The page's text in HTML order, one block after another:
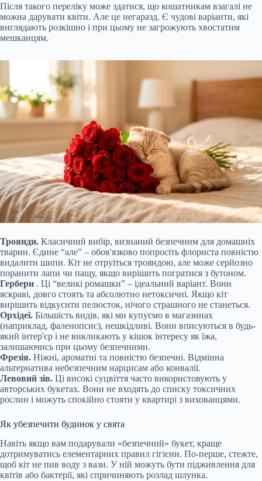
Після такого переліку може здатися, що кошатникам взагалі не
можна дарувати квіти. Але це негаразд. Є чудові варіанти, які
виглядають розкішно і при цьому не загрожують хвостатим
мешканцям.
Троянди. Класичний вибір, визнаний безпечним для домашніх
тварин. Єдине “але” – обов'язково попросіть флориста повністю
видалити шипи. Кіт не отруїться трояндою, але може серйозно
поранити лапи чи пащу, якщо вирішить погратися з бутоном.
Гербери . Ці “великі ромашки” – ідеальний варіант. Вони
яскраві, довго стоять та абсолютно нетоксичні. Якщо кіт
вирішить відкусити пелюсток, нічого страшного не станеться.
Орхідеї. Більшість видів, які ми купуємо в магазинах
(наприклад, фаленопсис), нешкідливі. Вони вписуються в будь-
який інтер'єр і не викликають у кішок інтересу як їжа,
залишаючись при цьому безпечними.
Фрезія. Ніжні, ароматні та повністю безпечні. Відмінна
альтернатива небезпечним нарцисам або конвалії.
Левовий зів. Ці високі суцвіття часто використовують у
авторських букетах. Вони не входять до списку токсичних
рослин і можуть спокійно стояти у квартирі з вихованцями.
Як убезпечити будинок у свята
Навіть якщо вам подарували «безпечний» букет, краще
дотримуватись елементарних правил гігієни. По-перше, стежте,
щоб кіт не пив воду з вази. У ній можуть бути підживлення для
квітів або бактерії, які спричиняють розлад шлунка.